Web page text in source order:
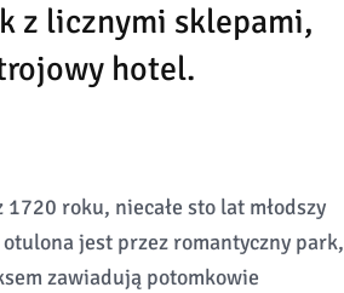
z licznymi sklepami,
hotel.
1720 roku, niecałe sto lat młodszy
otulona jest przez romantyczny park,
zawiadują potomkowie